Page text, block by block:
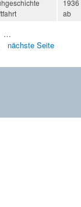
1936
ab
…
nächste Seite